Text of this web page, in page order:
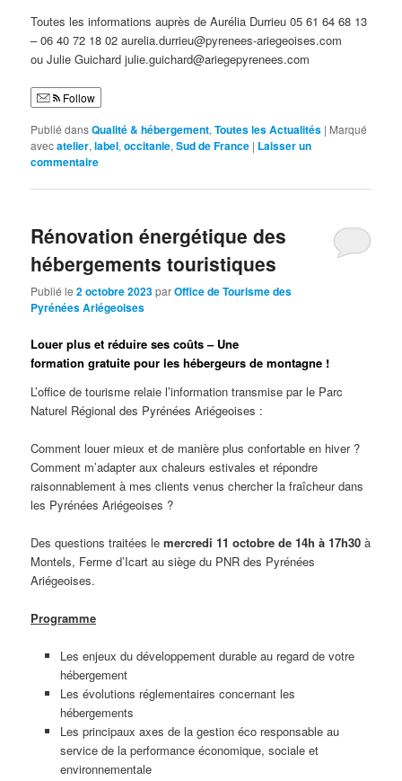
Toutes les informations auprès de Aurélia Durrieu 05 61 64 68 13
– 06 40 72 18 02 aurelia.durrieu@pyrenees-ariegeoises.com
ou Julie Guichard julie.guichard@ariegepyrenees.com
Follow
Publié dansQualité & hébergement,Toutes les Actualités | Marqué
avecatelier,label,occitanie,Sud de France | Laisser un
commentaire
Rénovation énergétique des
hébergements touristiques
Publié le2 octobre 2023parOffice de Tourisme des
Pyrénées Ariégeoises
Louer plus et réduire ses coûts – Une
formationgratuitepour les hébergeurs de montagne !
L’office de tourisme relaie l’information transmise par le Parc
Naturel Régional des Pyrénées Ariégeoises :
Comment louer mieux et de manière plus confortable en hiver ?
Comment m’adapter aux chaleurs estivales et répondre
raisonnablement à mes clients venus chercher la fraîcheur dans
les Pyrénées Ariégeoises ?
Des questions traitées lemercredi 11 octobre de 14h à 17h30 à
Montels, Ferme d’Icart au siège du PNR des Pyrénées
Ariégeoises.
Programme
Les enjeux du développement durable au regard de votre
hébergement
Les évolutions réglementaires concernant les
hébergements
Les principaux axes de la gestion éco responsable au
service de la performance économique, sociale et
environnementale